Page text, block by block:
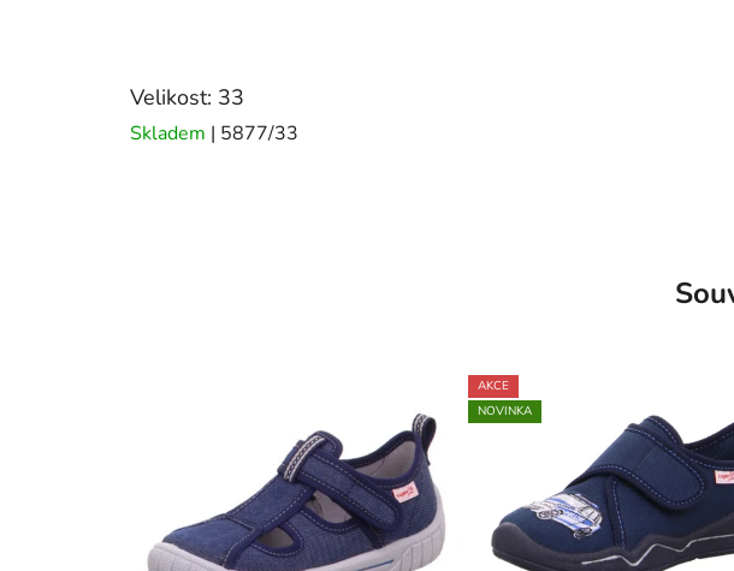
Velikost: 33
Skladem | 5877/33
AKCE
NOVINKA